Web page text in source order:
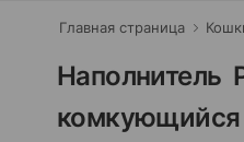
Главная страница
Наполнитель
комкующийся